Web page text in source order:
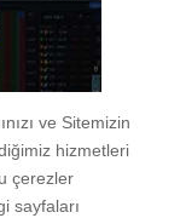
ve Sitemizin
hizmetleri
çerezler
sayfaları